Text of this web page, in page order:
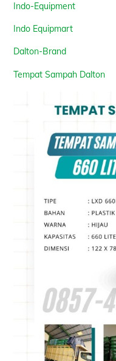
Indo-Equipment
Indo Equipmart
Dalton-Brand
Tempat Sampah Dalton